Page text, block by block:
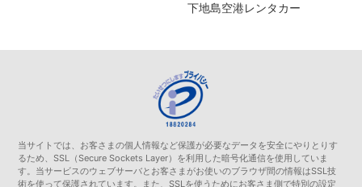
下地島空港レンタカー
当サイトでは、お客さまの個人情報など保護が必要なデータを安全にやりとりす
るため、SSL（Secure Sockets Layer）を利用した暗号化通信を使用していま
す。当サービスのウェブサーバとお客さまがお使いのブラウザ間の情報はSSL技
術を使って保護されています。また、SSLを使うためにお客さま側で特別の設定